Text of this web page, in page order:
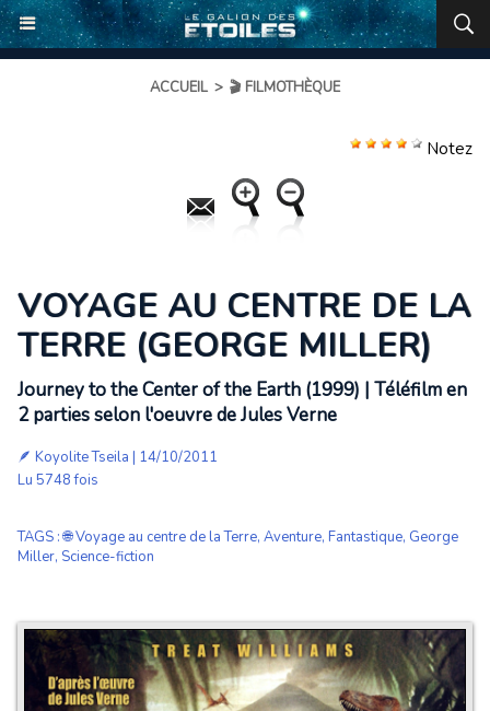
ACCUEIL > 🎬 FILMOTHÈQUE
Notez
VOYAGE AU CENTRE DE LA
TERRE (GEORGE MILLER)
Journey to the Center of the Earth (1999) | Téléfilm en
2 parties selon l'oeuvre de Jules Verne
🪶 Koyolite Tseila | 14/10/2011
Lu 5748 fois
TAGS :🌐 Voyage au centre de la Terre, Aventure, Fantastique, George
Miller, Science-fiction